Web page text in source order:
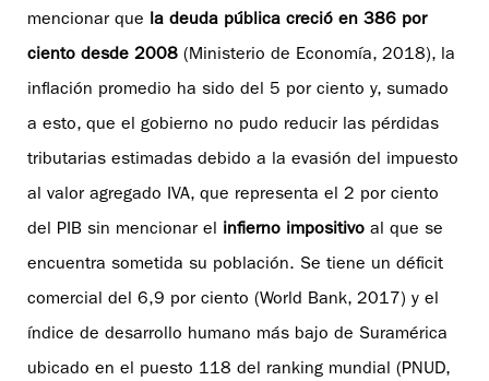
mencionar que la deuda pública creció en 386 por
ciento desde 2008 (Ministerio de Economía, 2018), la
inflación promedio ha sido del 5 por ciento y, sumado
a esto, que el gobierno no pudo reducir las pérdidas
tributarias estimadas debido a la evasión del impuesto
al valor agregado IVA, que representa el 2 por ciento
del PIB sin mencionar el infierno impositivo al que se
encuentra sometida su población. Se tiene un déficit
comercial del 6,9 por ciento (World Bank, 2017) y el
índice de desarrollo humano más bajo de Suramérica
ubicado en el puesto 118 del ranking mundial (PNUD,